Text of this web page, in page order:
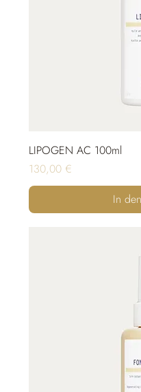
LIPOGEN AC 100ml
Preis
130,00 €
In